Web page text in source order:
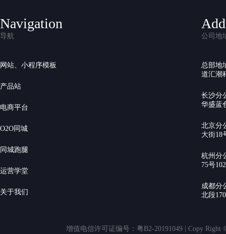
Navigation
导航
网站、小程序模板
产品站
电商平台
O2O同城
同城跑腿
运营学堂
关于我们
公司地
总部地
道汇潮
长沙分
华盛蓝
北京分
大街18
杭州分
75号
成都分
北段
增值电信许可证编号：粤B2-20191049 | Copy